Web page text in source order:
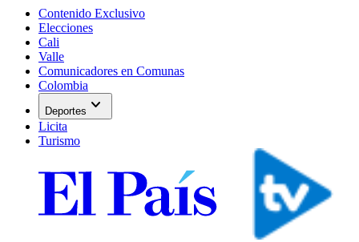
Contenido Exclusivo
Elecciones
Cali
Valle
Comunicadores en Comunas
Colombia
Deportes expand_more
Licita
Turismo